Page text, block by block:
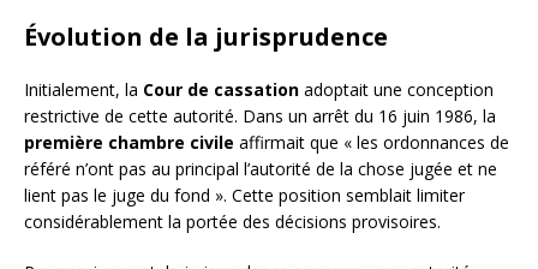
Évolution de la jurisprudence
Initialement, la Cour de cassation adoptait une conception
restrictive de cette autorité. Dans un arrêt du 16 juin 1986, la
première chambre civile affirmait que « les ordonnances de
référé n’ont pas au principal l’autorité de la chose jugée et ne
lient pas le juge du fond ». Cette position semblait limiter
considérablement la portée des décisions provisoires.